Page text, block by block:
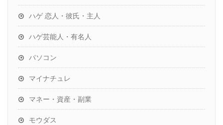
ハゲ 恋人・彼氏・主人
ハゲ芸能人・有名人
パソコン
マイナチュレ
マネー・資産・副業
モウダス